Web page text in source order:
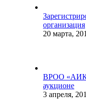
организация
20 марта,
ВРОО «АИК
аукционе
3 апреля,